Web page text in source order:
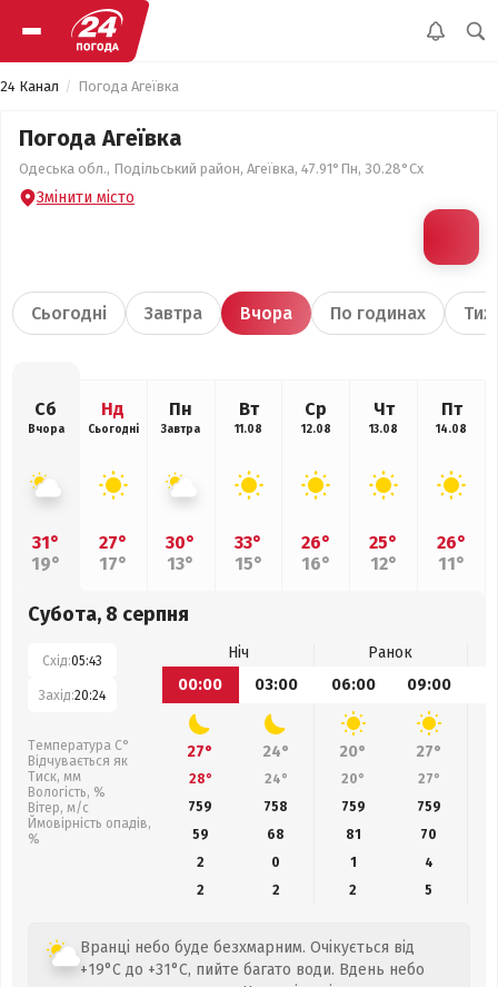
24 Канал Погода Агеївка
Погода Агеївка
Одеська обл., Подільський район, Агеївка, 47.91°Пн, 30.28°Сх
Змінити місто
Сьогодні Завтра Вчора По годинах
Сб
Вчора
31°
19°
Нд
Сьогодні
27°
17°
Пн
Завтра
30°
13°
Вт
11.08
33°
15°
Ср
12.08
26°
16°
Чт
13.08
25°
12°
Пт
14.08
26°
11°
Субота, 8 серпня
Схід:05:43
Захід:20:24
Температура С°
Відчувається як
Тиск, мм
Вологість, %
Вітер, м/с
Ймовірність опадів,
%
Ніч
Ранок
00:00
03:00 06:00 09:00
27° 24° 20° 27°
28° 24° 20° 27°
759
758 759 759
59
68 81 70
2
0 1
4
2
2 2 5
Вранці небо буде безхмарним. Очікується від
+19°C до +31°C, пийте багато води. Вдень небо